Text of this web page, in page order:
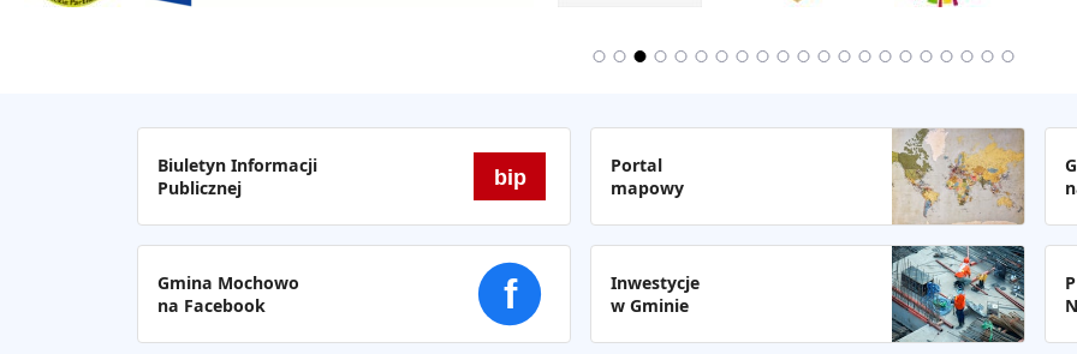
Biuletyn Informacji
Publicznej
bip
Portal
mapowy
Gmina Mochowo
na Facebook
f
Inwestycje
w Gminie